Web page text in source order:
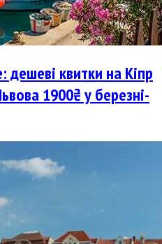
квитки на Кіпр
1900₴ у березні-